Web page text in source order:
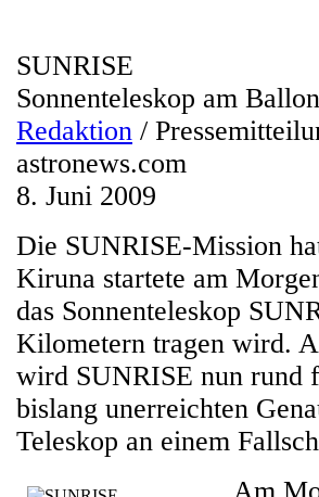
SUNRISE
Sonnenteleskop am
Redaktion /
astronews.com
8. Juni 2009
Die SUNRISE-Mission
Kiruna startete am
das Sonnenteleskop
Kilometern tragen wird.
wird SUNRISE nun rund
bislang unerreichten
Teleskop an einem